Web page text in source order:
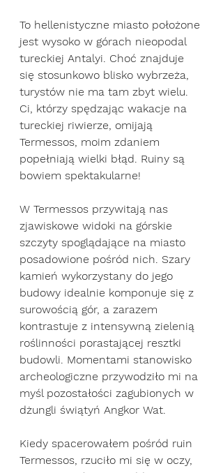
To hellenistyczne miasto położone
jest wysoko w górach nieopodal
tureckiej Antalyi. Choć znajduje
się stosunkowo blisko wybrzeża,
turystów nie ma tam zbyt wielu.
Ci, którzy spędzając wakacje na
tureckiej riwierze, omijają
Termessos, moim zdaniem
popełniają wielki błąd. Ruiny są
bowiem spektakularne!
W Termessos przywitają nas
zjawiskowe widoki na górskie
szczyty spoglądające na miasto
posadowione pośród nich. Szary
kamień wykorzystany do jego
budowy idealnie komponuje się z
surowością gór, a zarazem
kontrastuje z intensywną zielenią
roślinności porastającej resztki
budowli. Momentami stanowisko
archeologiczne przywodziło mi na
myśl pozostałości zagubionych w
dżungli świątyń Angkor Wat.
Kiedy spacerowałem pośród ruin
Termessos, rzuciło mi się w oczy,